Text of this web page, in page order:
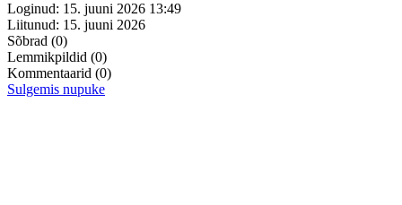
Loginud: 15. juuni 2026 13:49
Liitunud: 15. juuni 2026
Sõbrad (0)
Lemmikpildid (0)
Kommentaarid (0)
Sulgemis nupuke